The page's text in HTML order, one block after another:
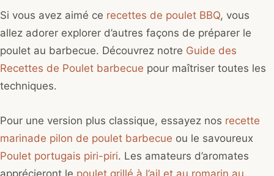
Si vous avez aimé ce recettes de poulet BBQ, vous
allez adorer explorer d’autres façons de préparer le
poulet au barbecue. Découvrez notre Guide des
Recettes de Poulet barbecue pour maîtriser toutes les
techniques.
Pour une version plus classique, essayez nos recette
marinade pilon de poulet barbecue ou le savoureux
Poulet portugais piri-piri. Les amateurs d’aromates
apprécieront le poulet grillé à l’ail et au romarin au